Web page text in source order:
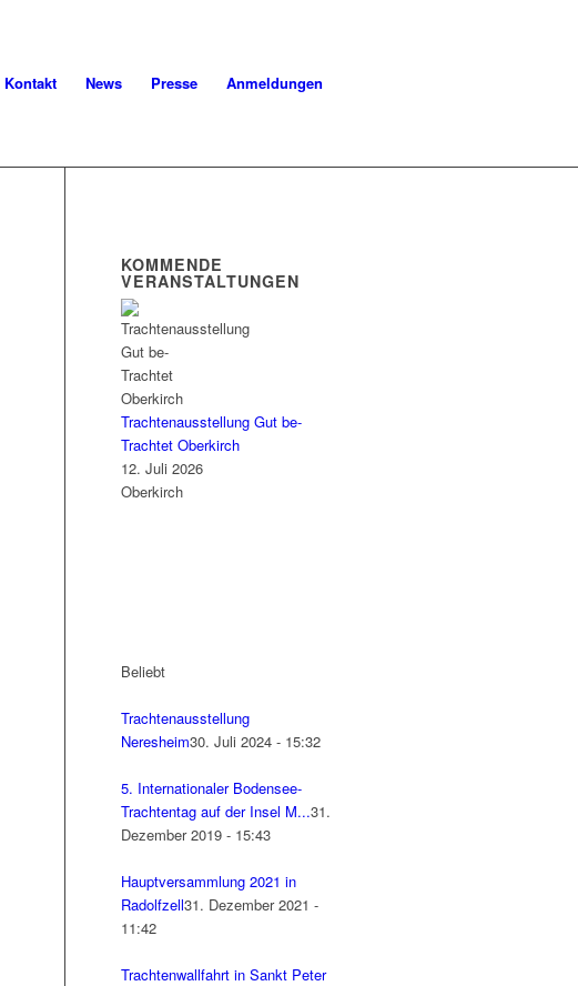
Kontakt News Presse Anmeldungen
KOMMENDE
VERANSTALTUNGEN
Trachtenausstellung Gut be-
Trachtet Oberkirch
12. Juli 2026
Oberkirch
Beliebt
Trachtenausstellung
Neresheim30. Juli 2024 - 15:32
5. Internationaler Bodensee-
Trachtentag auf der Insel M...31.
Dezember 2019 - 15:43
Hauptversammlung 2021 in
Radolfzell31. Dezember 2021 -
11:42
Trachtenwallfahrt in Sankt Peter